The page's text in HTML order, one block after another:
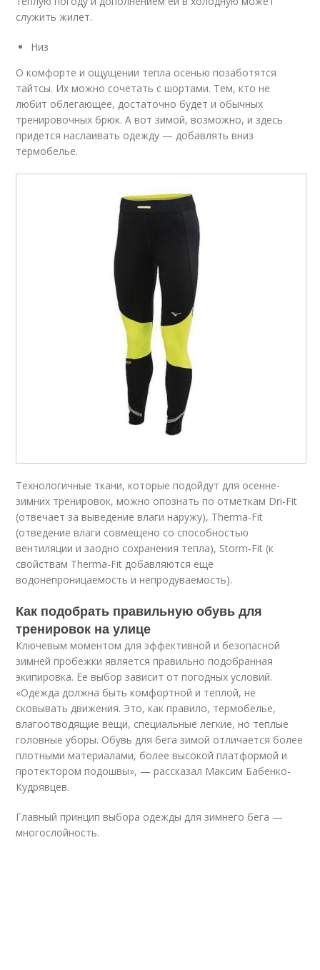
служить жилет.
Низ
О комфорте и ощущении тепла осенью позаботятся
тайтсы. Их можно сочетать с шортами. Тем, кто не
любит облегающее, достаточно будет и обычных
тренировочных брюк. А вот зимой, возможно, и здесь
придется наслаивать одежду — добавлять вниз
термобелье.
Технологичные ткани, которые подойдут для осенне-
зимних тренировок, можно опознать по отметкам Dri-Fit
(отвечает за выведение влаги наружу), Therma-Fit
(отведение влаги совмещено со способностью
вентиляции и заодно сохранения тепла), Storm-Fit (к
свойствам Therma-Fit добавляются еще
водонепроницаемость и непродуваемость).
Как подобрать правильную обувь для
тренировок на улице
Ключевым моментом для эффективной и безопасной
зимней пробежки является правильно подобранная
экипировка. Ее выбор зависит от погодных условий.
«Одежда должна быть комфортной и теплой, не
сковывать движения. Это, как правило, термобелье,
влагоотводящие вещи, специальные легкие, но теплые
головные уборы. Обувь для бега зимой отличается более
плотными материалами, более высокой платформой и
протектором подошвы», — рассказал Максим Бабенко-
Кудрявцев.
Главный принцип выбора одежды для зимнего бега —
многослойность.